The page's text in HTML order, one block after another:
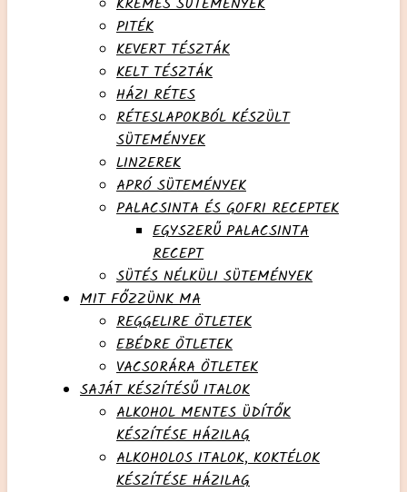
PITÉK
KEVERT TÉSZTÁK
KELT TÉSZTÁK
HÁZI RÉTES
RÉTESLAPOKBÓL KÉSZÜLT
SÜTEMÉNYEK
LINZEREK
APRÓ SÜTEMÉNYEK
PALACSINTA ÉS GOFRI RECEPTEK
EGYSZERŰ PALACSINTA
RECEPT
SÜTÉS NÉLKÜLI SÜTEMÉNYEK
MIT FŐZZÜNK MA
REGGELIRE ÖTLETEK
EBÉDRE ÖTLETEK
VACSORÁRA ÖTLETEK
SAJÁT KÉSZÍTÉSŰ ITALOK
ALKOHOL MENTES ÜDÍTŐK
KÉSZÍTÉSE HÁZILAG
ALKOHOLOS ITALOK, KOKTÉLOK
KÉSZÍTÉSE HÁZILAG